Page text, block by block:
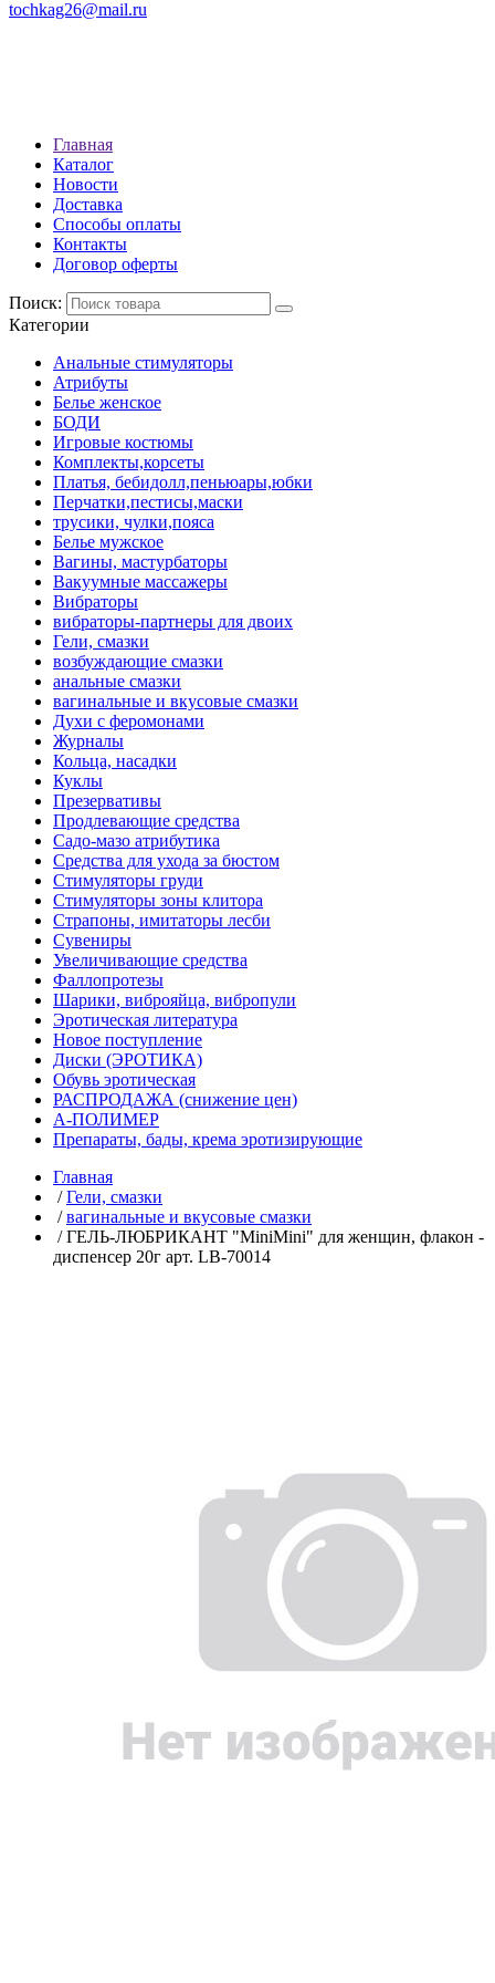
tochkag26@mail.ru
Главная
Каталог
Новости
Доставка
Способы оплаты
Контакты
Договор оферты
Поиск:
Категории
Анальные стимуляторы
Атрибуты
Белье женское
БОДИ
Игровые костюмы
Комплекты,корсеты
Платья, бебидолл,пеньюары,юбки
Перчатки,пестисы,маски
трусики, чулки,пояса
Белье мужское
Вагины, мастурбаторы
Вакуумные массажеры
Вибраторы
вибраторы-партнеры для двоих
Гели, смазки
возбуждающие смазки
анальные смазки
вагинальные и вкусовые смазки
Духи с феромонами
Журналы
Кольца, насадки
Куклы
Презервативы
Продлевающие средства
Садо-мазо атрибутика
Средства для ухода за бюстом
Стимуляторы груди
Стимуляторы зоны клитора
Страпоны, имитаторы лесби
Сувениры
Увеличивающие средства
Фаллопротезы
Шарики, виброяйца, вибропули
Эротическая литература
Новое поступление
Диски (ЭРОТИКА)
Обувь эротическая
РАСПРОДАЖА (снижение цен)
А-ПОЛИМЕР
Препараты, бады, крема эротизирующие
Главная
/Гели, смазки
/вагинальные и вкусовые смазки
/ ГЕЛЬ-ЛЮБРИКАНТ "MiniMini" для женщин, флакон -
диспенсер 20г арт. LB-70014